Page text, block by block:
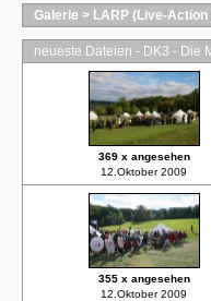
Galerie > LARP (Live-
neueste Dateien - DK3 - Die
369 x angesehen
12.Oktober 2009
355 x angesehen
12.Oktober 2009